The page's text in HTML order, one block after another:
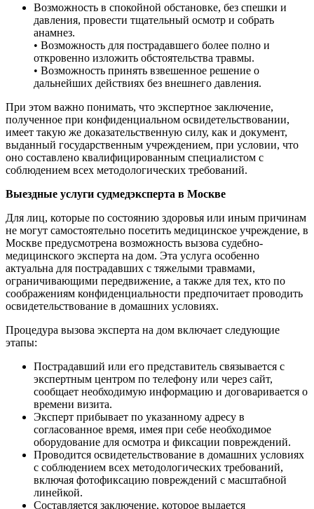
Возможность в спокойной обстановке, без спешки и
давления, провести тщательный осмотр и собрать
анамнез.
• Возможность для пострадавшего более полно и
откровенно изложить обстоятельства травмы.
• Возможность принять взвешенное решение о
дальнейших действиях без внешнего давления.
При этом важно понимать, что экспертное заключение,
полученное при конфиденциальном освидетельствовании,
имеет такую же доказательственную силу, как и документ,
выданный государственным учреждением, при условии, что
оно составлено квалифицированным специалистом с
соблюдением всех методологических требований.
Выездные услуги судмедэксперта в Москве
Для лиц, которые по состоянию здоровья или иным причинам
не могут самостоятельно посетить медицинское учреждение, в
Москве предусмотрена возможность вызова судебно-
медицинского эксперта на дом. Эта услуга особенно
актуальна для пострадавших с тяжелыми травмами,
ограничивающими передвижение, а также для тех, кто по
соображениям конфиденциальности предпочитает проводить
освидетельствование в домашних условиях.
Процедура вызова эксперта на дом включает следующие
этапы:
Пострадавший или его представитель связывается с
экспертным центром по телефону или через сайт,
сообщает необходимую информацию и договаривается о
времени визита.
Эксперт прибывает по указанному адресу в
согласованное время, имея при себе необходимое
оборудование для осмотра и фиксации повреждений.
Проводится освидетельствование в домашних условиях
с соблюдением всех методологических требований,
включая фотофиксацию повреждений с масштабной
линейкой.
Составляется заключение, которое выдается